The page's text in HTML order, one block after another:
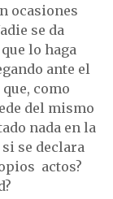
ocasiones
se da
lo haga
ante el
como
del mismo
nada en la
se declara
actos?